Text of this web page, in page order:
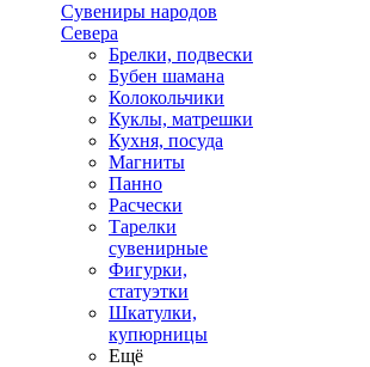
Сувениры народов
Севера
Брелки, подвески
Бубен шамана
Колокольчики
Куклы, матрешки
Кухня, посуда
Магниты
Панно
Расчески
Тарелки
сувенирные
Фигурки,
статуэтки
Шкатулки,
купюрницы
Ещё